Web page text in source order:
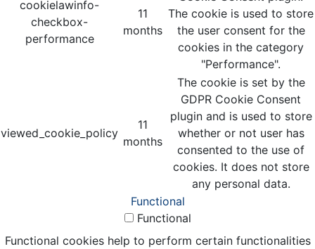
cookielawinfo-
checkbox-
performance
11
months
The cookie is used to store
the user consent for the
cookies in the category
"Performance".
viewed_cookie_policy
11
months
The cookie is set by the
GDPR Cookie Consent
plugin and is used to store
whether or not user has
consented to the use of
cookies. It does not store
any personal data.
Functional
Functional
Functional cookies help to perform certain functionalities